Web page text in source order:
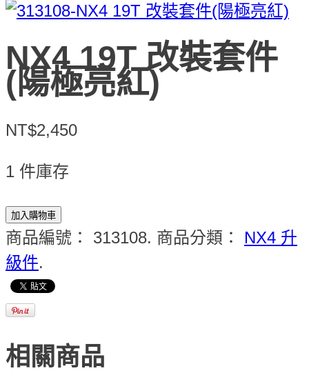
NX4 19T 改裝套件
(陽極亮紅)
NT$2,450
1 件庫存
加入購物車
商品編號： 313108. 商品分類： NX4 升
級件.
相關商品